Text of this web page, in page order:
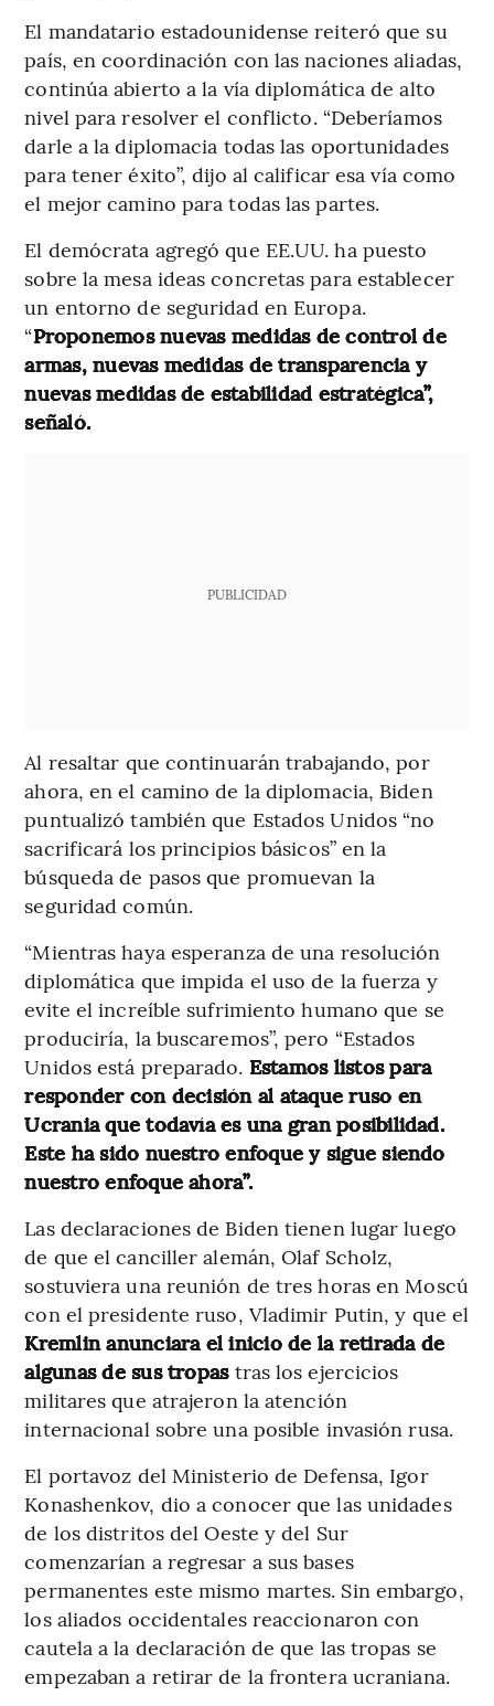
El mandatario estadounidense reiteró que su
país, en coordinación con las naciones aliadas,
continúa abierto a la vía diplomática de alto
nivel para resolver el conflicto. “Deberíamos
darle a la diplomacia todas las oportunidades
para tener éxito”, dijo al calificar esa vía como
el mejor camino para todas las partes.
El demócrata agregó que EE.UU. ha puesto
sobre la mesa ideas concretas para establecer
un entorno de seguridad en Europa.
“Proponemos nuevas medidas de control de
armas, nuevas medidas de transparencia y
nuevas medidas de estabilidad estratégica”,
señaló.
PUBLICIDAD
Al resaltar que continuarán trabajando, por
ahora, en el camino de la diplomacia, Biden
puntualizó también que Estados Unidos “no
sacrificará los principios básicos” en la
búsqueda de pasos que promuevan la
seguridad común.
“Mientras haya esperanza de una resolución
diplomática que impida el uso de la fuerza y
evite el increíble sufrimiento humano que se
produciría, la buscaremos”, pero “Estados
Unidos está preparado. Estamos listos para
responder con decisión al ataque ruso en
Ucrania que todavía es una gran posibilidad.
Este ha sido nuestro enfoque y sigue siendo
nuestro enfoque ahora”.
Las declaraciones de Biden tienen lugar luego
de que el canciller alemán, Olaf Scholz,
sostuviera una reunión de tres horas en Moscú
con el presidente ruso, Vladimir Putin, y que el
Kremlin anunciara el inicio de la retirada de
algunas de sus tropastras los ejercicios
militares que atrajeron la atención
internacional sobre una posible invasión rusa.
El portavoz del Ministerio de Defensa, Igor
Konashenkov, dio a conocer que las unidades
de los distritos del Oeste y del Sur
comenzarían a regresar a sus bases
permanentes este mismo martes. Sin embargo,
los aliados occidentales reaccionaron con
cautela a la declaración de que las tropas se
empezaban a retirar de la frontera ucraniana.